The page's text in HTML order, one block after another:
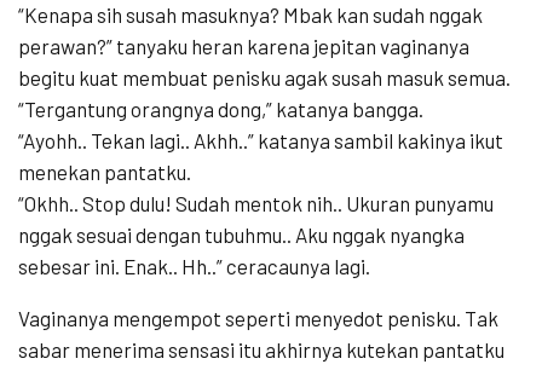
“Kenapa sih susah masuknya? Mbak kan sudah nggak
perawan?” tanyaku heran karena jepitan vaginanya
begitu kuat membuat penisku agak susah masuk semua.
“Tergantung orangnya dong,” katanya bangga.
“Ayohh.. Tekan lagi.. Akhh..” katanya sambil kakinya ikut
menekan pantatku.
“Okhh.. Stop dulu! Sudah mentok nih.. Ukuran punyamu
nggak sesuai dengan tubuhmu.. Aku nggak nyangka
sebesar ini. Enak.. Hh..” ceracaunya lagi.
Vaginanya mengempot seperti menyedot penisku. Tak
sabar menerima sensasi itu akhirnya kutekan pantatku